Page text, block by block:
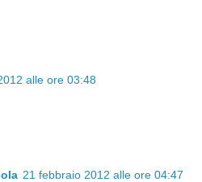
alle ore 03:48
21 febbraio 2012 alle ore 04:47